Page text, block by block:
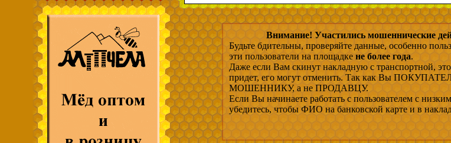
Внимание! Участились мошеннические
Будьте бдительны, проверяйте данные, особенно
эти пользователи на площадке не более года.
Даже если Вам скинут накладную с транспортной,
придет, его могут отменить. Так как Вы
МОШЕННИКУ, а не ПРОДАВЦУ.
Если Вы начинаете работать с пользователем с
убедитесь, чтобы ФИО на банковской карте и в